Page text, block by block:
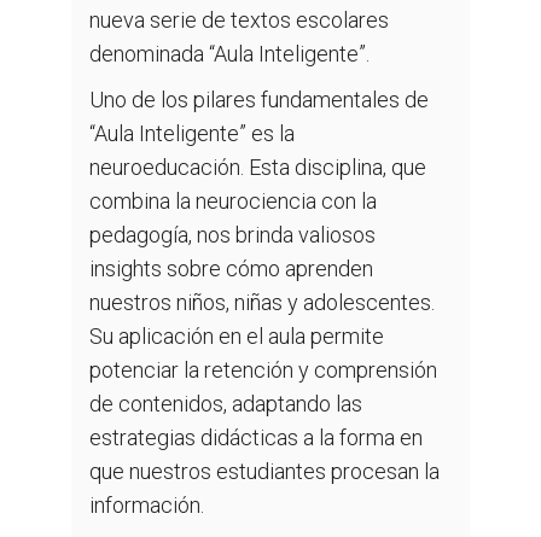
nueva serie de textos escolares
denominada “Aula Inteligente”.
Uno de los pilares fundamentales de
“Aula Inteligente” es la
neuroeducación. Esta disciplina, que
combina la neurociencia con la
pedagogía, nos brinda valiosos
insights sobre cómo aprenden
nuestros niños, niñas y adolescentes.
Su aplicación en el aula permite
potenciar la retención y comprensión
de contenidos, adaptando las
estrategias didácticas a la forma en
que nuestros estudiantes procesan la
información.